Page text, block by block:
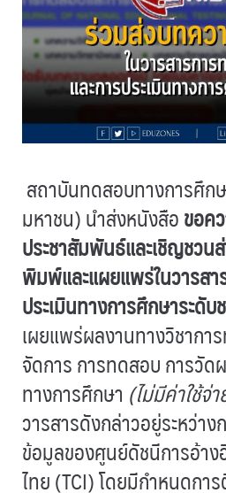
สถาบันทดสอบทางการศึก
มหาชน) นำส่งหนังสือขอค
ประชาสัมพันธ์และเชิญชว
พิมพ์และแผยแพร่ในวารสา
ประเมินทางการศึกษาระดับ
เผยแพร่ผลงานทางวิชากา
จัดการ การทดสอบ การวัด
ทางการศึกษา (ไม่มีค่าใช้จ่
วารสารดังกล่าวอยู่ระหว่า
ข้อมูลของศูนย์ดัชนีการอ้าง
ไทย (TCI) โดยมีกำหนดก